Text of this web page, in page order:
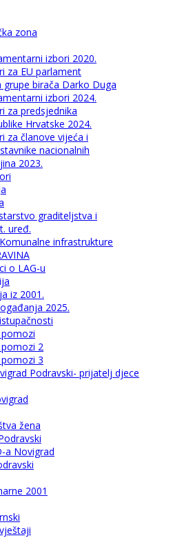
zona
izbori 2020.
za EU parlament
grupe birača Darko Duga
izbori 2024.
za predsjednika
Hrvatske 2024.
za članove vijeća i
nacionalnih
2023.
graditeljstva i
uređ.
infrastrukture
o LAG-u
iz 2001.
2025.
2
3
Podravski- prijatelj djece
žena
a Novigrad
2001